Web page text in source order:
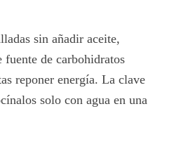
sin añadir aceite,
fuente de carbohidratos
reponer energía. La clave
solo con agua en una